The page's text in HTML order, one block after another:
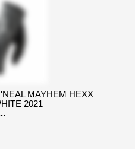
MAYHEM HEXX
2021